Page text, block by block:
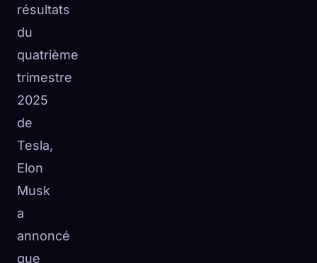
résultats
du
quatrième
trimestre
2025
de
Tesla,
Elon
Musk
a
annoncé
que